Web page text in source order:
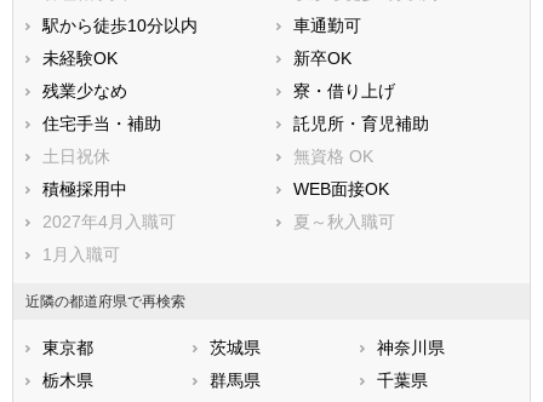
比企郡鳩山町
比企郡ときがわ町
秩父郡横瀬町
秩父郡皆野町
秩父郡長瀞町
秩父郡小鹿野町
秩父郡東秩父村
児玉郡美里町
児玉郡神川町
大里郡寄居町
南埼玉郡宮代町
北葛飾郡杉戸町
北葛飾郡松伏町
駅から徒歩10分以内
車通勤可
未経験OK
新卒OK
残業少なめ
寮・借り上げ
住宅手当・補助
託児所・育児補助
土日祝休
無資格 OK
積極採用中
WEB面接OK
2027年4月入職可
夏～秋入職可
1月入職可
近隣の都道府県で再検索
東京都 茨城県
神奈川県
栃木県
群馬県
千葉県